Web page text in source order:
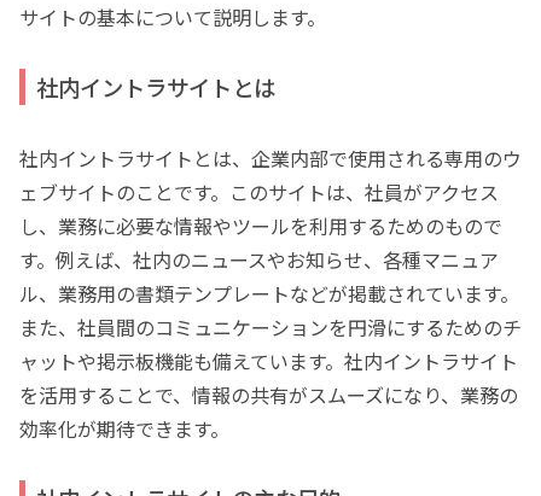
サイトの基本について説明します。
社内イントラサイトとは
社内イントラサイトとは、企業内部で使用される専用のウ
ェブサイトのことです。このサイトは、社員がアクセス
し、業務に必要な情報やツールを利用するためのもので
す。例えば、社内のニュースやお知らせ、各種マニュア
ル、業務用の書類テンプレートなどが掲載されています。
また、社員間のコミュニケーションを円滑にするためのチ
ャットや掲示板機能も備えています。社内イントラサイト
を活用することで、情報の共有がスムーズになり、業務の
効率化が期待できます。